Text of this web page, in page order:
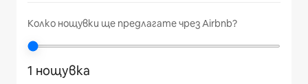
Колко нощувки ще предлагате чрез Airbnb?
1 нощувка